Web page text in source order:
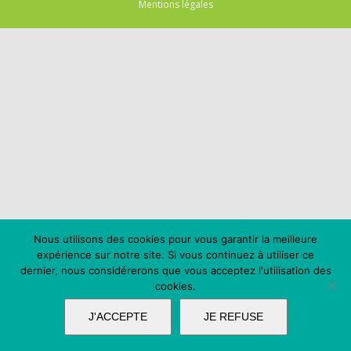
Mentions légales
Nous utilisons des cookies pour vous garantir la meilleure
expérience sur notre site. Si vous continuez à utiliser ce
dernier, nous considérerons que vous acceptez l'utilisation des
cookies.
J'ACCEPTE JE REFUSE